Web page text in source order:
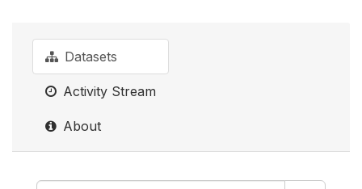
Datasets
Activity Stream
About